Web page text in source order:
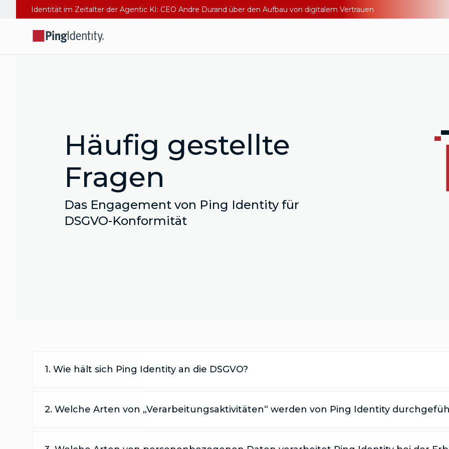
Identität im Zeitalter der Agentic KI: CEO Andre Durand über den Aufbau von digitalem Vertrauen
Häufig gestellte
Fragen
Das Engagement von Ping Identity für
DSGVO-Konformität
1. Wie hält sich Ping Identity an die DSGVO?
2. Welche Arten von „Verarbeitungsaktivitäten“ werden von Ping Identity